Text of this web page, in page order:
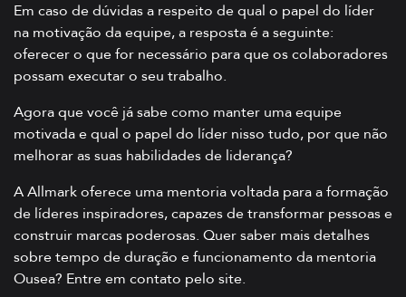
Em caso de dúvidas a respeito de qual o papel do líder
na motivação da equipe, a resposta é a seguinte:
oferecer o que for necessário para que os colaboradores
possam executar o seu trabalho.
Agora que você já sabe como manter uma equipe
motivada e qual o papel do líder nisso tudo, por que não
melhorar as suas habilidades de liderança?
A Allmark oferece uma mentoria voltada para a formação
de líderes inspiradores, capazes de transformar pessoas e
construir marcas poderosas. Quer saber mais detalhes
sobre tempo de duração e funcionamento da mentoria
Ousea? Entre em contato pelo site.